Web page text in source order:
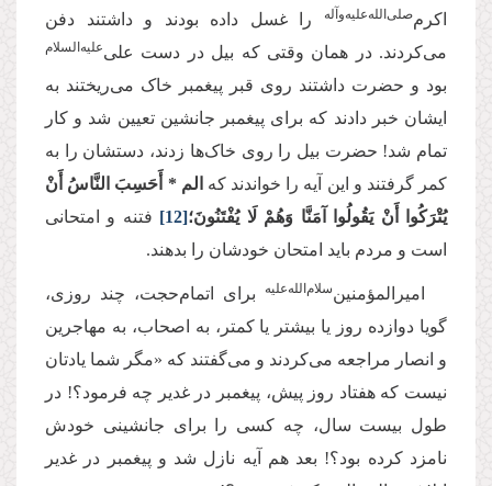
اکرم‌صلی‌‌الله‌‌علیه‌‌و‌آله
را غسل داده بودند و داشتند دفن
می‌کردند. در همان وقتی که بیل در دست علی‌علیه‌‌السلام
بود و حضرت داشتند روی قبر پیغمبر خاک می‌ریختند به
ایشان خبر دادند که برای پیغمبر جانشین تعیین شد و کار
تمام شد! حضرت بیل را روی خاک‌ها زدند، دستشان را به
کمر گرفتند و این آیه را خواندند که الم * أَحَسِبَ النَّاسُ أَنْ
يُتْرَكُوا أَنْ يَقُولُوا آمَنَّا وَهُمْ لَا يُفْتَنُونَ؛[12] فتنه و امتحانی
است و مردم باید امتحان خودشان را بدهند.
امیرالمؤمنین‌سلام‌‌الله‌‌عليه
برای اتمام‌حجت، چند روزی،
گویا دوازده روز یا بیشتر یا کمتر، به اصحاب، به مهاجرین
و انصار مراجعه می‌کردند و می‌گفتند که «مگر شما یادتان
نیست که هفتاد روز پیش، پیغمبر در غدیر چه فرمود؟! در
طول بیست سال، چه کسی را برای جانشینی خودش
نامزد کرده بود؟! بعد هم آیه نازل شد و پیغمبر در غدیر